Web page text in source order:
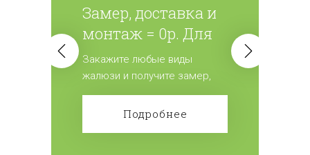
Замер, доставка и
монтаж = 0р. Для
всех жалюзи.
Закажите любые виды
жалюзи и получите замер,
доставку и монтаж
бесплатно! Сделайте заказ!
Подробнее